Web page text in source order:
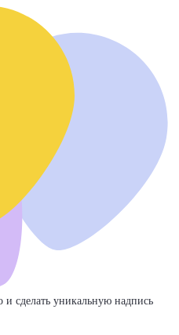
сделать уникальную надпись